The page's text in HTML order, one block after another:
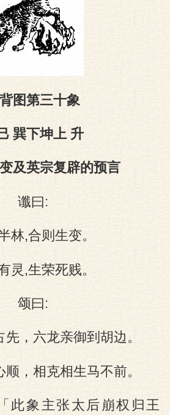
图第三十象
巽下坤上 升
及英宗复辟的预言
谶曰:
林,合则生变。
灵,生荣死贱。
颂曰:
，六龙亲御到胡边。
，相克相生马不前。
此象主张太后崩权归王